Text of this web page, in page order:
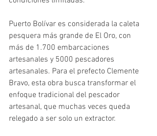
Puerto Bolívar es considerada la caleta
pesquera más grande de El Oro, con
más de 1.700 embarcaciones
artesanales y 5000 pescadores
artesanales. Para el prefecto Clemente
Bravo, esta obra busca transformar el
enfoque tradicional del pescador
artesanal, que muchas veces queda
relegado a ser solo un extractor.